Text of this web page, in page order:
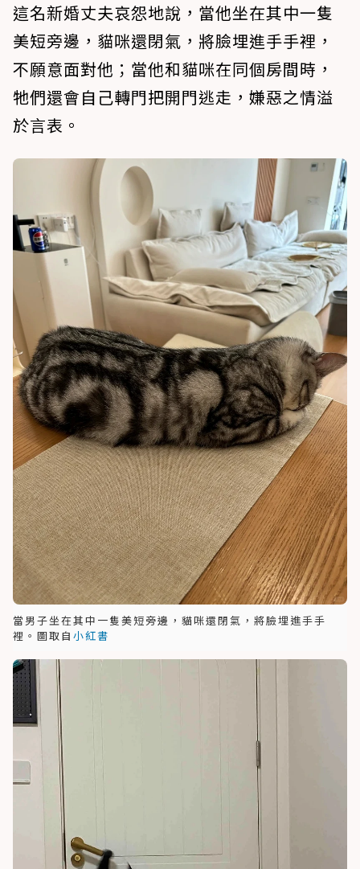
這名新婚丈夫哀怨地說，當他坐在其中一隻
美短旁邊，貓咪還閉氣，將臉埋進手手裡，
不願意面對他；當他和貓咪在同個房間時，
牠們還會自己轉門把開門逃走，嫌惡之情溢
於言表。
當男子坐在其中一隻美短旁邊，貓咪還閉氣，將臉埋進手手
裡。圖取自 小紅書